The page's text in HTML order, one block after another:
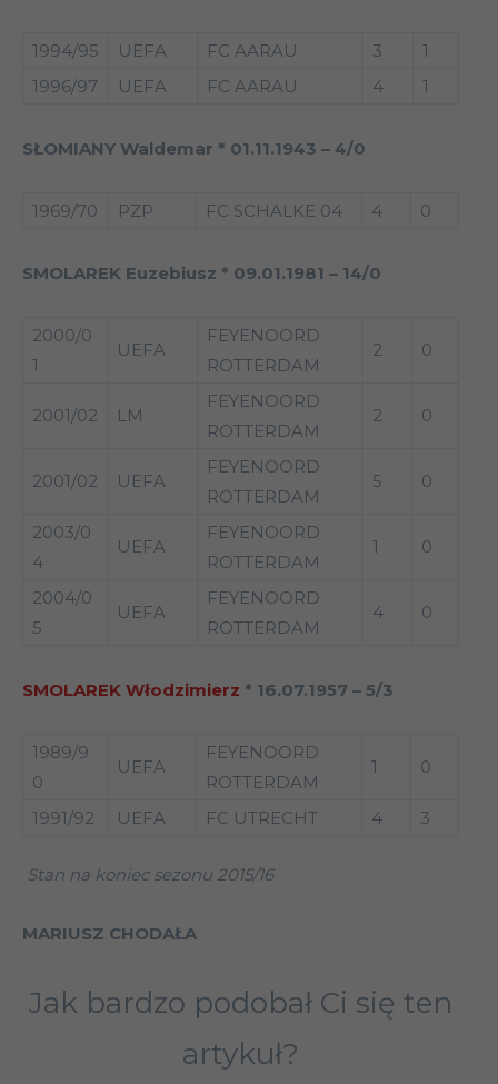
1994/95 UEFA FC AARAU 3
1
1996/97
UEFA FC AARAU 4 1
SŁOMIANY Waldemar * 01.11.1943 – 4/0
1969/70 PZP FC SCHALKE 04 4 0
SMOLAREK Euzebiusz * 09.01.1981 – 14/0
2000/0
1
UEFA
FEYENOORD
ROTTERDAM
2 0
2001/02 LM
FEYENOORD
ROTTERDAM
2 0
2001/02 UEFA
FEYENOORD
ROTTERDAM
5 0
2003/0
4
UEFA
FEYENOORD
ROTTERDAM
1 0
2004/0
5
UEFA
FEYENOORD
ROTTERDAM
4 0
SMOLAREK Włodzimierz * 16.07.1957 – 5/3
1989/9
0
UEFA
FEYENOORD
ROTTERDAM
1 0
1991/92 UEFA FC UTRECHT 4 3
Stan na koniec sezonu 2015/16
MARIUSZ CHODAŁA
Jak bardzo podobał Ci się ten
artykuł?